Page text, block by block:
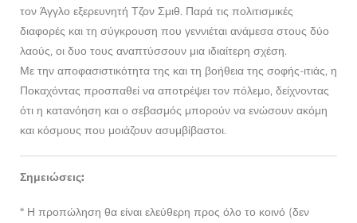
τον Άγγλο εξερευνητή Τζον Σμιθ. Παρά τις πολιτισμικές
διαφορές και τη σύγκρουση που γεννιέται ανάμεσα στους δύο
λαούς, οι δυο τους αναπτύσσουν μια ιδιαίτερη σχέση.
Με την αποφασιστικότητα της και τη βοήθεια της σοφής-ιτιάς, η
Ποκαχόντας προσπαθεί να αποτρέψει τον πόλεμο, δείχνοντας
ότι η κατανόηση και ο σεβασμός μπορούν να ενώσουν ακόμη
και κόσμους που μοιάζουν ασυμβίβαστοι.
Σημειώσεις:
* Η προπώληση θα είναι ελεύθερη προς όλο το κοινό (δεν